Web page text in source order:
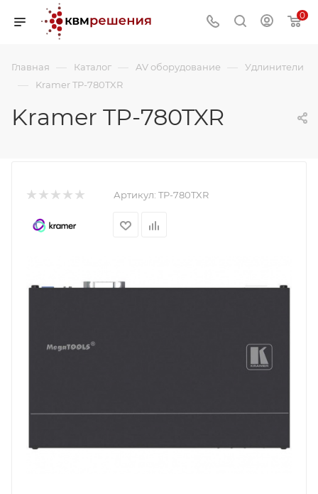
0
Главная — Каталог — AV оборудование — Удлинители
— Kramer TP-780TXR
Kramer TP-780TXR
Артикул: TP-780TXR